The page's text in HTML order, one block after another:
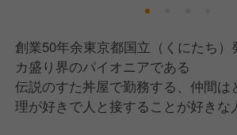
創業50年余東京都国立（くにたち
カ盛り界のパイオニアである
伝説のすた丼屋で勤務する、仲間は
理が好きで人と接することが好きな